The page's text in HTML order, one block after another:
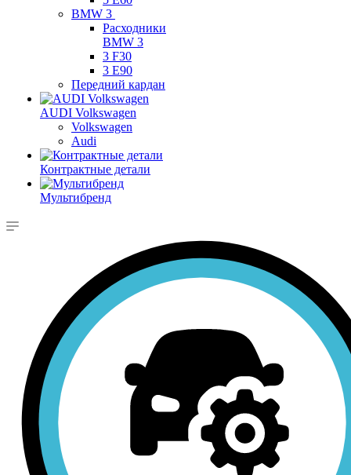
BMW 3
Расходники
BMW 3
3 F30
3 E90
Передний кардан
AUDI Volkswagen
Volkswagen
Audi
Контрактные детали
Мультибренд